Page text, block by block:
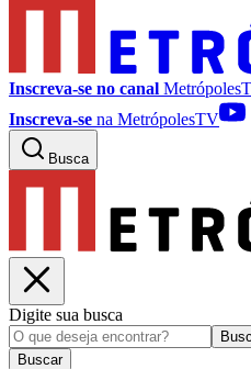
Inscreva-se no canal
Inscreva-se na MetrópolesTV
Busca
Digite sua busca
Buscar